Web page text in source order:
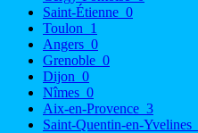
Saint-Étienne 0
Toulon 1
Angers 0
Grenoble 0
Dijon 0
Nîmes 0
Aix-en-Provence 3
Saint-Quentin-en-Yvelines